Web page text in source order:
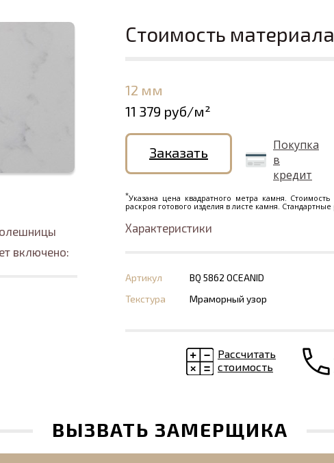
включено:
Стоимость материала
12 мм
11 379 руб/м²
Заказать
Покупка
в
кредит
*Указана цена квадратного метра камня.
раскроя готового изделия в листе камня.
Характеристики
Артикул BQ 5862 OCEANID
Текстура
Мраморный узор
Рассчитать
стоимость
ВЫЗВАТЬ ЗАМЕРЩИКА